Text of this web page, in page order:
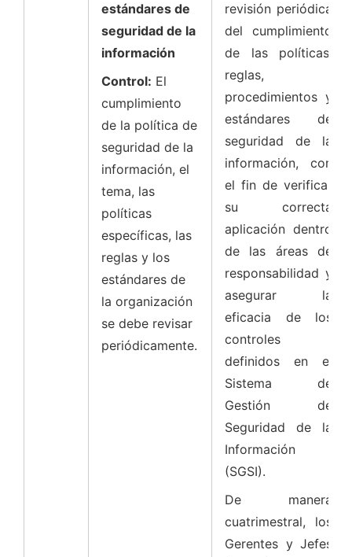
estándares de
seguridad de la
información
Control: El
cumplimiento
de la política de
seguridad de la
información, el
tema, las
políticas
específicas, las
reglas y los
estándares de
la organización
se debe revisar
periódicamente.
revisión periódica
del cumplimiento
de las políticas,
reglas,
procedimientos y
estándares de
seguridad de la
información, con
el fin de verificar
su correcta
aplicación dentro
de las áreas de
responsabilidad y
asegurar la
eficacia de los
controles
definidos en el
Sistema de
Gestión de
Seguridad de la
Información
(SGSI).
De manera
cuatrimestral, los
Gerentes y Jefes